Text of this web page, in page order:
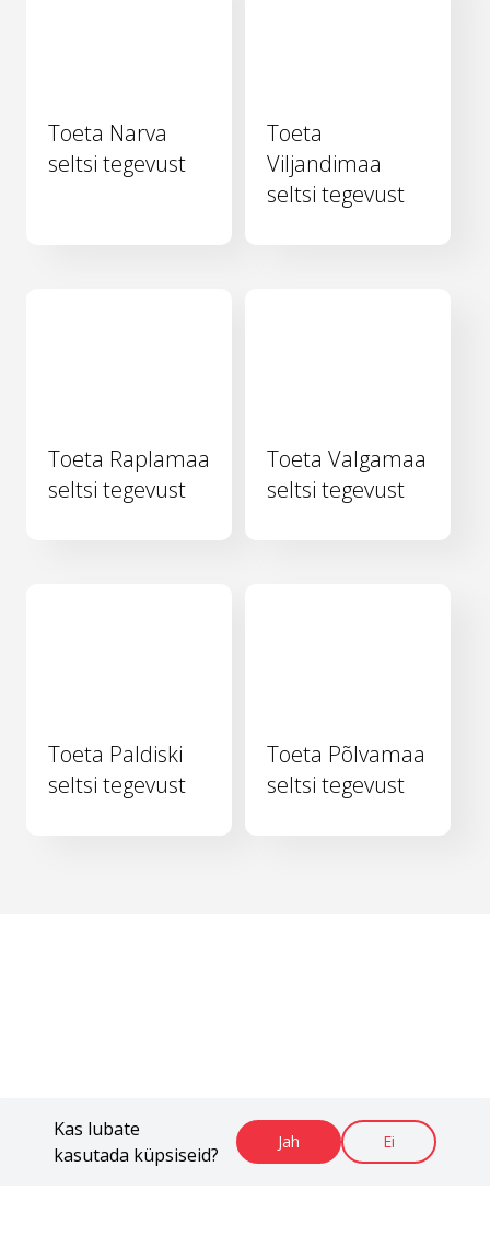
Kas lubate
kasutada küpsiseid?
Jah Ei
Toeta Narva
seltsi tegevust
Toeta
Viljandimaa
seltsi tegevust
Toeta Raplamaa
seltsi tegevust
Toeta Valgamaa
seltsi tegevust
Toeta Paldiski
seltsi tegevust
Toeta Põlvamaa
seltsi tegevust